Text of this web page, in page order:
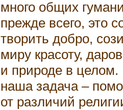
много общих
прежде всего, это
творить добро,
миру красоту,
и природе в целом.
наша задача –
от различий